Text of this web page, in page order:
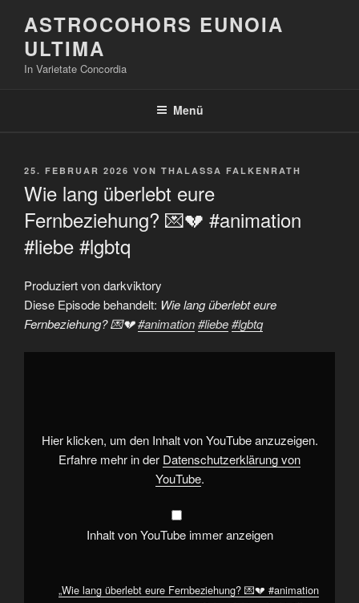
Inhalt
springen
ASTROCOHORS EUNOIA
ULTIMA
In Varietate Concordia
Menü
VERÖFFENTLICHT
25. FEBRUAR 2026 VON THALASSA FALKENRATH
Wie lang überlebt eure
Fernbeziehung? 💌💔 #animation
#liebe #lgbtq
Produziert von darkviktory
Diese Episode behandelt: Wie lang überlebt eure
Fernbeziehung? 💌💔#animation#liebe#lgbtq
„Wie
#animation
#liebe
#lgbtq“
Hier klicken, um den Inhalt von YouTube anzuzeigen.
Erfahre mehr in der Datenschutzerklärung von
YouTube.
Inhalt von YouTube immer anzeigen
„Wie lang überlebt eure Fernbeziehung? 💌💔 #animation